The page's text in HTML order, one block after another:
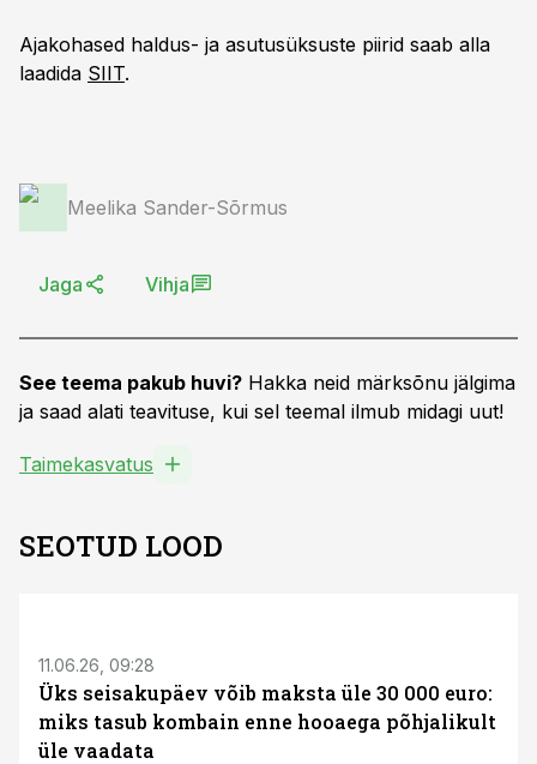
Ajakohased haldus- ja asutusüksuste piirid saab alla
laadida SIIT.
Meelika Sander-Sõrmus
Jaga Vihja
See teema pakub huvi? Hakka neid märksõnu jälgima
ja saad alati teavituse, kui sel teemal ilmub midagi uut!
Taimekasvatus
SEOTUD LOOD
11.06.26, 09:28
Üks seisakupäev võib maksta üle 30 000 euro:
miks tasub kombain enne hooaega põhjalikult
üle vaadata